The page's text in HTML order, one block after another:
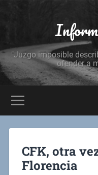
"Juzgo imposible
ofender a
CFK, otra
Florencia